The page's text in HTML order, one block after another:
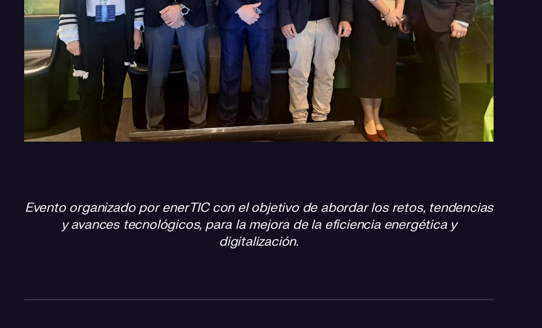
Evento organizado por enerTIC con el objetivo de abordar los retos, tendencias
y avances tecnológicos, para la mejora de la eficiencia energética y
digitalización.